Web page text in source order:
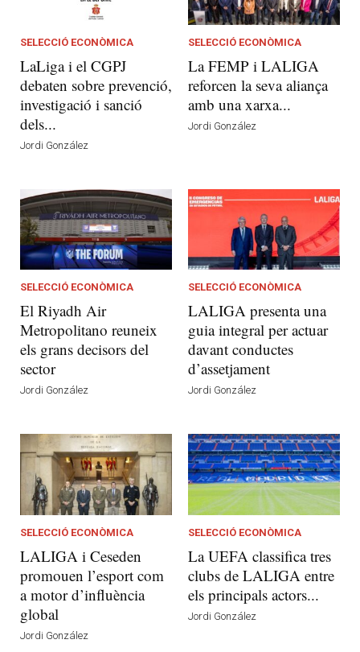
SELECCIÓ ECONÒMICA
LaLiga i el CGPJ
debaten sobre prevenció,
investigació i sanció
dels...
Jordi González
SELECCIÓ ECONÒMICA
La FEMP i LALIGA
reforcen la seva aliança
amb una xarxa...
Jordi González
SELECCIÓ ECONÒMICA
El Riyadh Air
Metropolitano reuneix
els grans decisors del
sector
Jordi González
SELECCIÓ ECONÒMICA
LALIGA presenta una
guia integral per actuar
davant conductes
d’assetjament
Jordi González
SELECCIÓ ECONÒMICA
LALIGA i Ceseden
promouen l’esport com
a motor d’influència
global
Jordi González
SELECCIÓ ECONÒMICA
La UEFA classifica tres
clubs de LALIGA entre
els principals actors...
Jordi González